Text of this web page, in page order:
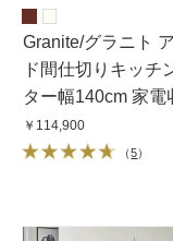
Granite/グラニト
ド間仕切りキッチ
ター幅140cm 家電
￥114,900
（5）